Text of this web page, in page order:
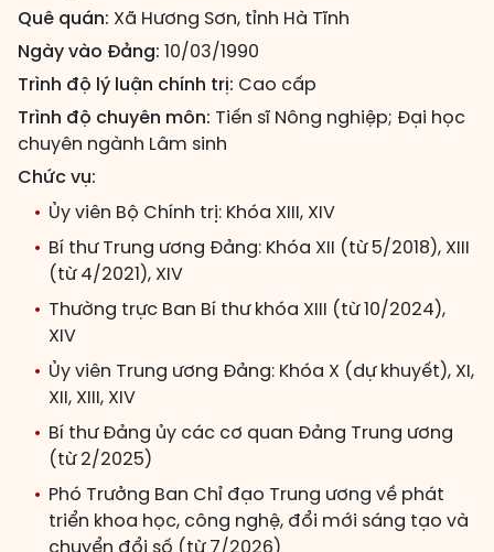
Quê quán: Xã Hương Sơn, tỉnh Hà Tĩnh
Ngày vào Đảng: 10/03/1990
Trình độ lý luận chính trị: Cao cấp
Trình độ chuyên môn: Tiến sĩ Nông nghiệp; Đại học
chuyên ngành Lâm sinh
Chức vụ:
Ủy viên Bộ Chính trị: Khóa XIII, XIV
Bí thư Trung ương Đảng: Khóa XII (từ 5/2018), XIII
(từ 4/2021), XIV
Thường trực Ban Bí thư khóa XIII (từ 10/2024),
XIV
Ủy viên Trung ương Đảng: Khóa X (dự khuyết), XI,
XII, XIII, XIV
Bí thư Đảng ủy các cơ quan Đảng Trung ương
(từ 2/2025)
Phó Trưởng Ban Chỉ đạo Trung ương về phát
triển khoa học, công nghệ, đổi mới sáng tạo và